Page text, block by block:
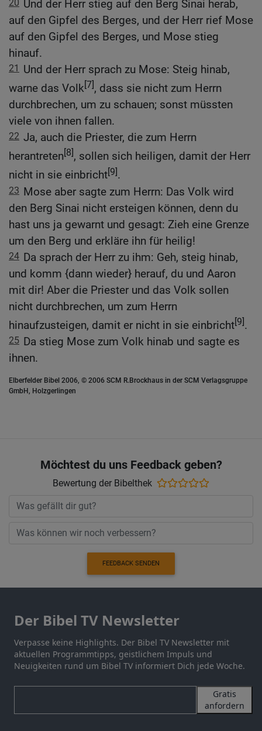
20 Und der Herr stieg auf den Berg Sinai herab,
auf den Gipfel des Berges, und der Herr rief Mose
auf den Gipfel des Berges, und Mose stieg
hinauf.
21 Und der Herr sprach zu Mose: Steig hinab,
warne das Volk[7], dass sie nicht zum Herrn
durchbrechen, um zu schauen; sonst müssten
viele von ihnen fallen.
22 Ja, auch die Priester, die zum Herrn
herantreten[8], sollen sich heiligen, damit der Herr
nicht in sie einbricht[9].
23 Mose aber sagte zum Herrn: Das Volk wird
den Berg Sinai nicht ersteigen können, denn du
hast uns ja gewarnt und gesagt: Zieh eine Grenze
um den Berg und erkläre ihn für heilig!
24 Da sprach der Herr zu ihm: Geh, steig hinab,
und komm {dann wieder} herauf, du und Aaron
mit dir! Aber die Priester und das Volk sollen
nicht durchbrechen, um zum Herrn
hinaufzusteigen, damit er nicht in sie einbricht[9].
25 Da stieg Mose zum Volk hinab und sagte es
ihnen.
Elberfelder Bibel 2006, © 2006 SCM R.Brockhaus in der SCM Verlagsgruppe
GmbH, Holzgerlingen
Möchtest du uns Feedback geben?
Bewertung der Bibelthek
FEEDBACK SENDEN
Der Bibel TV Newsletter
Verpasse keine Highlights. Der Bibel TV Newsletter mit
aktuellen Programmtipps, geistlichem Impuls und
Neuigkeiten rund um Bibel TV informiert Dich jede Woche.
Gratis
anfordern